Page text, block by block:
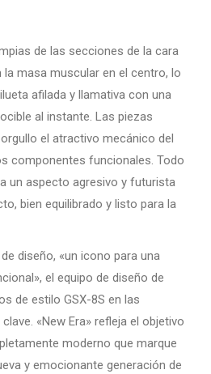
de las secciones de la cara
masa muscular en el centro, lo
afilada y llamativa con una
al instante. Las piezas
el atractivo mecánico del
componentes funcionales. Todo
un aspecto agresivo y futurista
bien equilibrado y listo para la
diseño, «un icono para una
el equipo de diseño de
de estilo GSX-8S en las
«New Era» refleja el objetivo
moderno que marque
y emocionante generación de